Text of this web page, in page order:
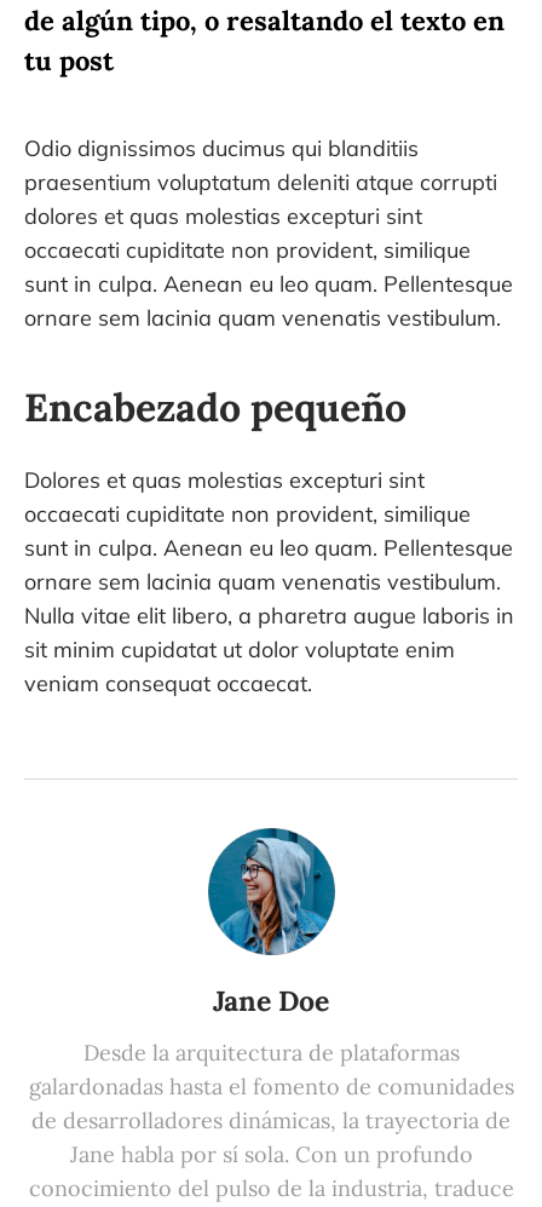
de algún tipo, o resaltando el texto en
tu post
Odio dignissimos ducimus qui blanditiis
praesentium voluptatum deleniti atque corrupti
dolores et quas molestias excepturi sint
occaecati cupiditate non provident, similique
sunt in culpa. Aenean eu leo quam. Pellentesque
ornare sem lacinia quam venenatis vestibulum.
Encabezado pequeño
Dolores et quas molestias excepturi sint
occaecati cupiditate non provident, similique
sunt in culpa. Aenean eu leo quam. Pellentesque
ornare sem lacinia quam venenatis vestibulum.
Nulla vitae elit libero, a pharetra augue laboris in
sit minim cupidatat ut dolor voluptate enim
veniam consequat occaecat.
Jane Doe
Desde la arquitectura de plataformas
galardonadas hasta el fomento de comunidades
de desarrolladores dinámicas, la trayectoria de
Jane habla por sí sola. Con un profundo
conocimiento del pulso de la industria, traduce